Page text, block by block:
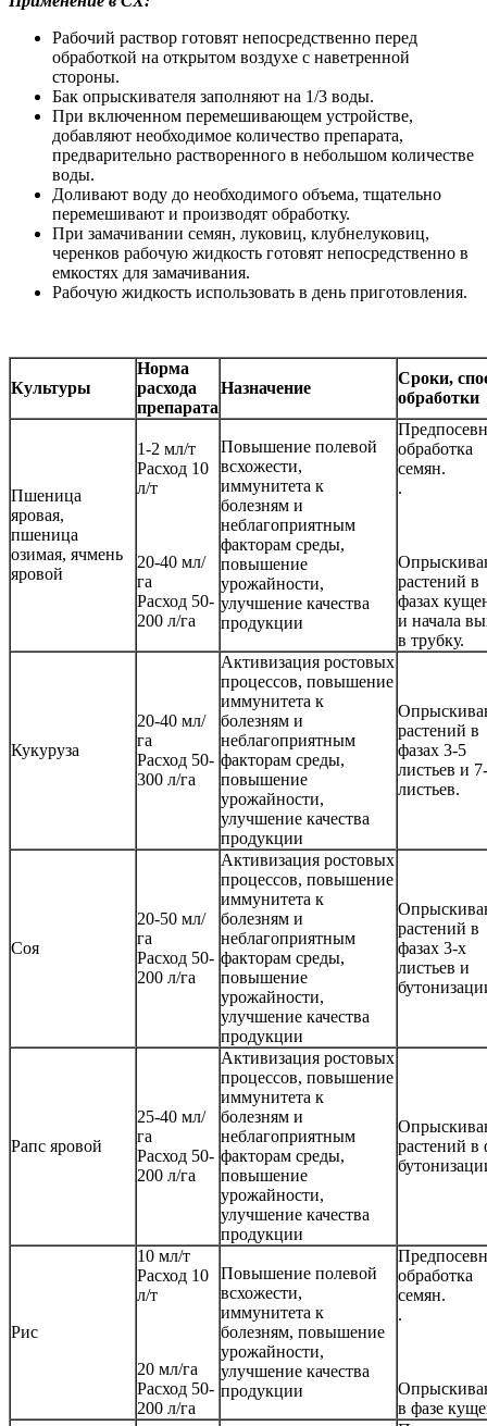
Рабочий раствор готовят непосредственно перед
обработкой на открытом воздухе с наветренной
стороны.
Бак опрыскивателя заполняют на 1/3 воды.
При включенном перемешивающем устройстве,
добавляют необходимое количество препарата,
предварительно растворенного в небольшом количестве
воды.
Доливают воду до необходимого объема, тщательно
перемешивают и производят обработку.
При замачивании семян, луковиц, клубнелуковиц,
черенков рабочую жидкость готовят непосредственно в
емкостях для замачивания.
Рабочую жидкость использовать в день приготовления.
Культуры
Норма
расхода
препарата
Назначение
Сроки,
обработки
Пшеница
яровая,
пшеница
озимая, ячмень
яровой
1-2 мл/т
Расход 10
л/т
20-40 мл/
га
Расход 50-
200 л/га
Повышение полевой
всхожести,
иммунитета к
болезням и
неблагоприятным
факторам среды,
повышение
урожайности,
улучшение качества
продукции
обработка
семян.
.
растений в
фазах
и начала
в трубку.
Кукуруза
20-40 мл/
га
Расход 50-
300 л/га
Активизация ростовых
процессов, повышение
иммунитета к
болезням и
неблагоприятным
факторам среды,
повышение
урожайности,
улучшение качества
продукции
растений в
фазах 3-5
листьев и
листьев.
Соя
20-50 мл/
га
Расход 50-
200 л/га
Активизация ростовых
процессов, повышение
иммунитета к
болезням и
неблагоприятным
факторам среды,
повышение
урожайности,
улучшение качества
продукции
растений в
фазах 3-х
листьев и
Рапс яровой
25-40 мл/
га
Расход 50-
200 л/га
Активизация ростовых
процессов, повышение
иммунитета к
болезням и
неблагоприятным
факторам среды,
повышение
урожайности,
улучшение качества
продукции
растений в
Рис
10 мл/т
Расход 10
л/т
20 мл/га
Расход 50-
200 л/га
Повышение полевой
всхожести,
иммунитета к
болезням, повышение
урожайности,
улучшение качества
продукции
обработка
семян.
.
в фазе